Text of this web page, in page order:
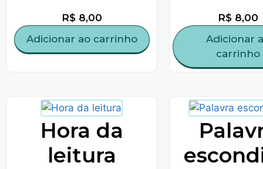
R$8,00
Adicionar ao carrinho
R$ 8,00
Adicionar
carrinho
Hora da
leitura